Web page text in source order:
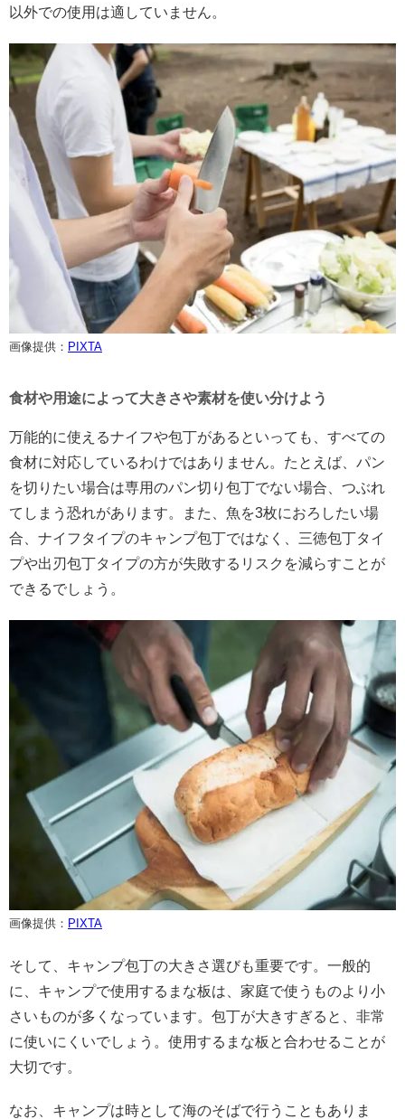
以外での使用は適していません。
画像提供： PIXTA
食材や用途によって大きさや素材を使い分けよう
万能的に使えるナイフや包丁があるといっても、すべての
食材に対応しているわけではありません。たとえば、パン
を切りたい場合は専用のパン切り包丁でない場合、つぶれ
てしまう恐れがあります。また、魚を3枚におろしたい場
合、ナイフタイプのキャンプ包丁ではなく、三徳包丁タイ
プや出刃包丁タイプの方が失敗するリスクを減らすことが
できるでしょう。
画像提供： PIXTA
そして、キャンプ包丁の大きさ選びも重要です。一般的
に、キャンプで使用するまな板は、家庭で使うものより小
さいものが多くなっています。包丁が大きすぎると、非常
に使いにくいでしょう。使用するまな板と合わせることが
大切です。
なお、キャンプは時として海のそばで行うこともありま